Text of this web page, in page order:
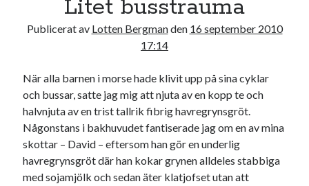
19 20 21 22 23
29
« jul
Sök
Litet busstrauma
Publicerat av Lotten Bergmanden 16 september 2010
17:14
När alla barnen i morse hade klivit upp på sina cyklar
och bussar, satte jag mig att njuta av en kopp te och
halvnjuta av en trist tallrik fibrig havregrynsgröt.
Någonstans i bakhuvudet fantiserade jag om en av mina
skottar – David – eftersom han gör en underlig
havregrynsgröt där han kokar grynen alldeles stabbiga
med sojamjölk och sedan äter klatjofset utan att